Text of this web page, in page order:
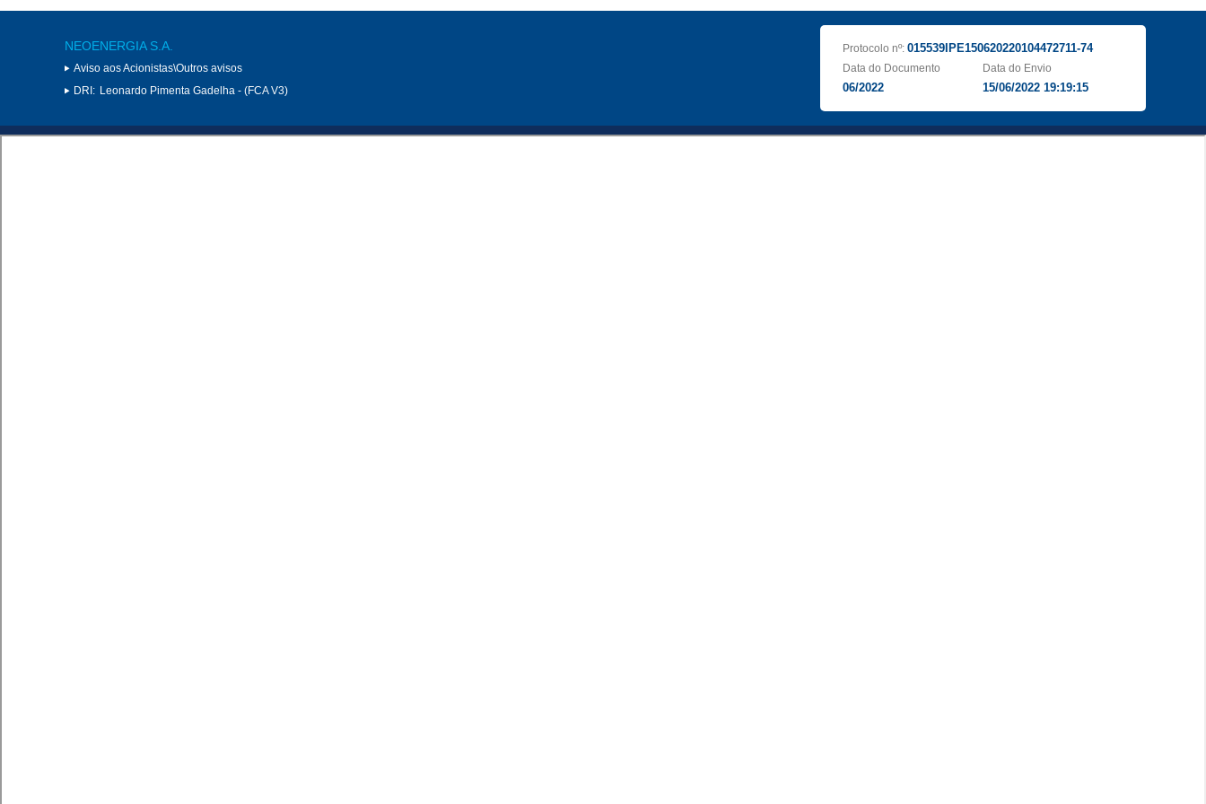
NEOENERGIA S.A.
Aviso aos Acionistas\Outros avisos
DRI: Leonardo Pimenta Gadelha - (FCA V3)
Protocolo nº: 015539IPE150620220104472711-74
Data do Documento
06/2022
Data do Envio
15/06/2022 19:19:15